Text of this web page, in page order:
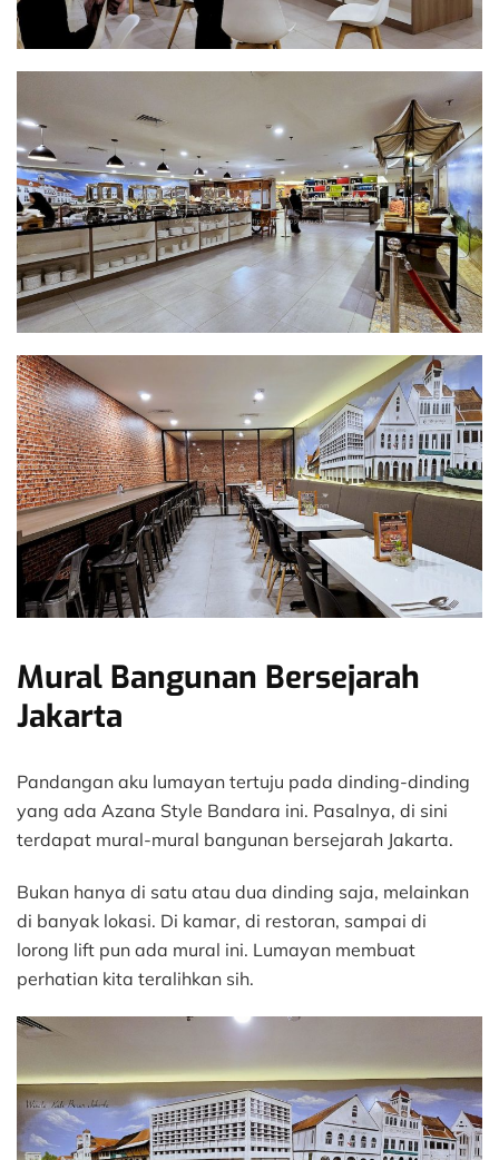
Mural Bangunan Bersejarah
Jakarta
Pandangan aku lumayan tertuju pada dinding-dinding
yang ada Azana Style Bandara ini. Pasalnya, di sini
terdapat mural-mural bangunan bersejarah Jakarta.
Bukan hanya di satu atau dua dinding saja, melainkan
di banyak lokasi. Di kamar, di restoran, sampai di
lorong lift pun ada mural ini. Lumayan membuat
perhatian kita teralihkan sih.